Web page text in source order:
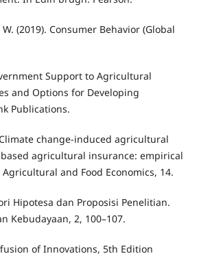
(2019). Consumer Behavior (Global
Support to Agricultural
and Options for Developing
Publications.
change-induced agricultural
agricultural insurance: empirical
and Food Economics, 14.
Hipotesa dan Proposisi Penelitian.
Kebudayaan, 2, 100–107.
of Innovations, 5th Edition